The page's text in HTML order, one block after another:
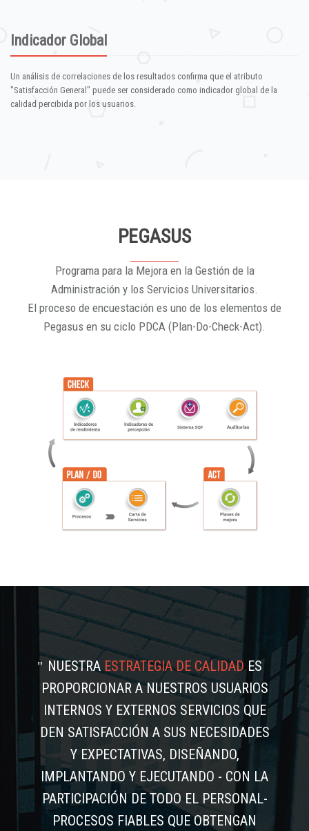
Indicador Global
Un análisis de correlaciones de los resultados confirma que el atributo
"Satisfacción General" puede ser considerado como indicador global de la
calidad percibida por los usuarios.
PEGASUS
Programa para la Mejora en la Gestión de la
Administración y los Servicios Universitarios.
El proceso de encuestación es uno de los elementos de
Pegasus en su ciclo PDCA (Plan-Do-Check-Act).
NUESTRAESTRATEGIA DE CALIDADES
PROPORCIONAR A NUESTROS USUARIOS
INTERNOS Y EXTERNOS SERVICIOS QUE
DEN SATISFACCIÓN A SUS NECESIDADES
Y EXPECTATIVAS, DISEÑANDO,
IMPLANTANDO Y EJECUTANDO - CON LA
PARTICIPACIÓN DE TODO EL PERSONAL-
PROCESOS FIABLES QUE OBTENGAN